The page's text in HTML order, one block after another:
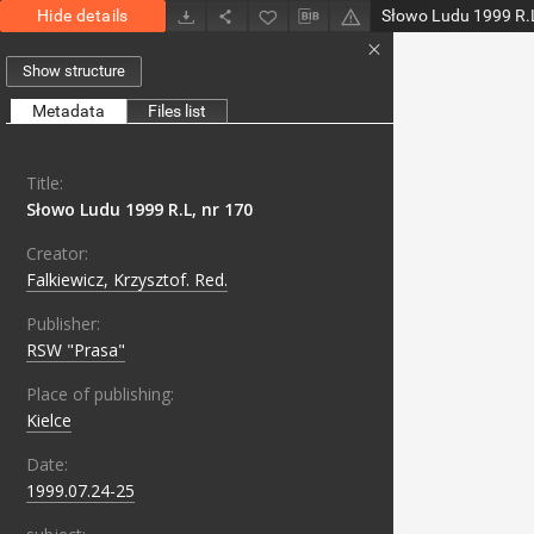
Hide details Słowo Ludu 1999
Show structure
Metadata Files list
Title:
Słowo Ludu 1999 R.L, nr 170
Creator:
Falkiewicz, Krzysztof. Red.
Publisher:
RSW "Prasa"
Place of publishing:
Kielce
Date:
1999.07.24-25